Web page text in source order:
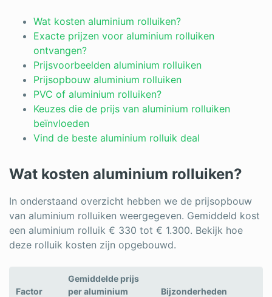
Log in
Wat kosten aluminium rolluiken?
Exacte prijzen voor aluminium rolluiken
ontvangen?
Prijsvoorbeelden aluminium rolluiken
Prijsopbouw aluminium rolluiken
PVC of aluminium rolluiken?
Keuzes die de prijs van aluminium rolluiken
beïnvloeden
Vind de beste aluminium rolluik deal
Wat kosten aluminium rolluiken?
In onderstaand overzicht hebben we de prijsopbouw
van aluminium rolluiken weergegeven. Gemiddeld kost
een aluminium rolluik € 330 tot € 1.300. Bekijk hoe
deze rolluik kosten zijn opgebouwd.
Factor
Gemiddelde prijs
per aluminium
Bijzonderheden